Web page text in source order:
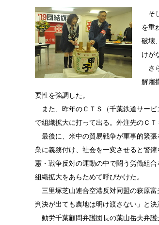
そ
を重
破壊
けが
さ
解雇
要性を強調した。
また、昨年のＣＴＳ（千葉鉄道サービ
で組織拡大に打って出る。外注先のＣ
最後に、米中の貿易戦争が軍事的緊張
業に義務付け、社会を一変させると警
憲・戦争反対の運動の中で闘う労働組
組織拡大をあらためて呼びかけた。
三里塚芝山連合空港反対同盟の萩原富
判決が出ても農地は明け渡さない」と決
動労千葉顧問弁護団長の葉山岳夫弁護